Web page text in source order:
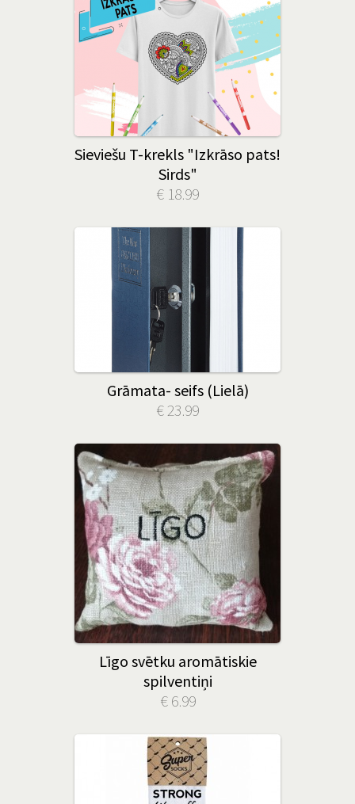
Sieviešu T-krekls "Izkrāso pats!
Sirds"
€ 18.99
Grāmata- seifs (Lielā)
€ 23.99
Līgo svētku aromātiskie
spilventiņi
€ 6.99